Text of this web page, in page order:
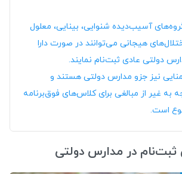
آسیب‌دیده شنوایی، بینایی، معلول
هیجانی می‌توانند در صورت دارا
دولتی عادی ثبت‌نام نمایند.
نیز جزو مدارس دولتی هستند و
به غیر از مبالغی برای کلاس‌های فوق‌برنامه
است.
ثبت‌نام در مدارس دولتی